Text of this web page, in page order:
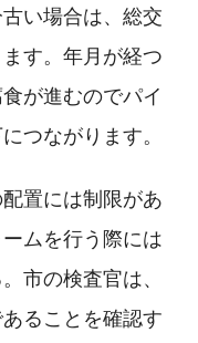
い場合は、総交
す。年月が経つ
が進むのでパイ
つながります。
置には制限があ
ムを行う際には
市の検査官は、
ることを確認す